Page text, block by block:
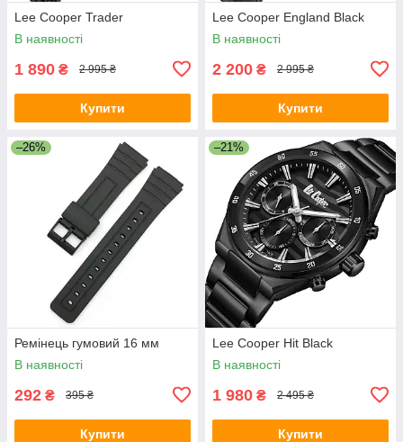
Lee Cooper Trader
В наявності
1 890 ₴ 2 995 ₴
Купити
Lee Cooper England Black
В наявності
2 200 ₴ 2 995 ₴
Купити
–26%
Ремінець гумовий 16 мм
В наявності
292 ₴ 395 ₴
Купити
–21%
Lee Cooper Hit Black
В наявності
1 980 ₴ 2 495 ₴
Купити